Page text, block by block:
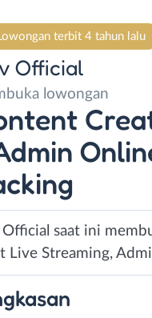
terbit 4 tahun lalu
Official
lowongan
Official saat ini
Live Streaming,